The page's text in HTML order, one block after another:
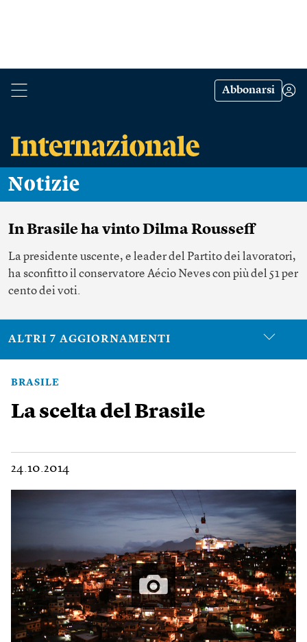
Abbonarsi
Notizie
In Brasile ha vinto Dilma Rousseff
La presidente uscente, e leader del Partito dei lavoratori,
ha sconfitto il conservatore Aécio Neves con più del 51 per
cento dei voti.
ALTRI 7 AGGIORNAMENTI
BRASILE
La scelta del Brasile
24.10.2014